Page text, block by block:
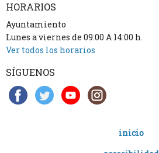
HORARIOS
Ayuntamiento
Lunes a viernes de 09:00 A 14:00 h.
Ver todos los horarios
SÍGUENOS
inicio